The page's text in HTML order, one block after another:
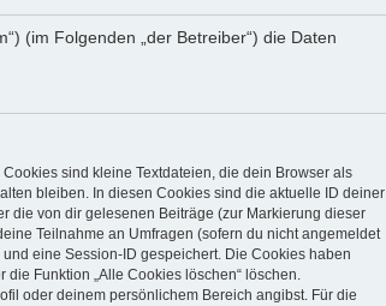
(im Folgenden „der Betreiber“) die Daten
sind kleine Textdateien, die dein Browser als
bleiben. In diesen Cookies sind die aktuelle ID deiner
die von dir gelesenen Beiträge (zur Markierung dieser
Teilnahme an Umfragen (sofern du nicht angemeldet
eine Session-ID gespeichert. Die Cookies haben
Funktion „Alle Cookies löschen“ löschen.
oder deinem persönlichem Bereich angibst. Für die